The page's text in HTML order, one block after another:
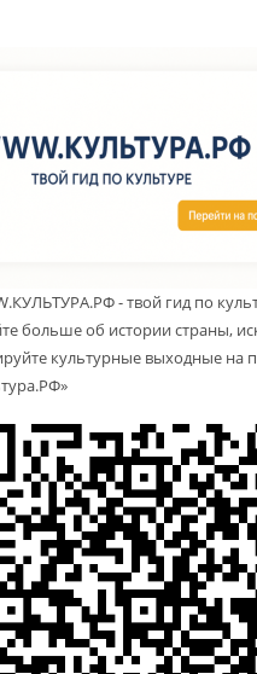
- твой гид по
больше об истории страны,
культурные выходные на